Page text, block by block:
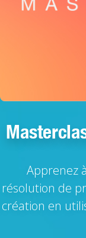
Apprenez
résolution de
création en